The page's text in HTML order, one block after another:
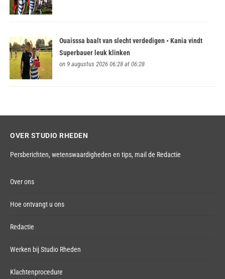
Ouaisssa baalt van slecht verdedigen • Kania vindt
Superbauer leuk klinken
on 9 augustus 2026 06:28 at 06:28
OVER STUDIO RHEDEN
Persberichten, wetenswaardigheden en tips, mail de Redactie
Over ons
Hoe ontvangt u ons
Redactie
Werken bij Studio Rheden
Klachtenprocedure